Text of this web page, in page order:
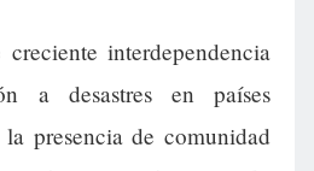
interdependencia
a desastres en países
presencia de comunidad